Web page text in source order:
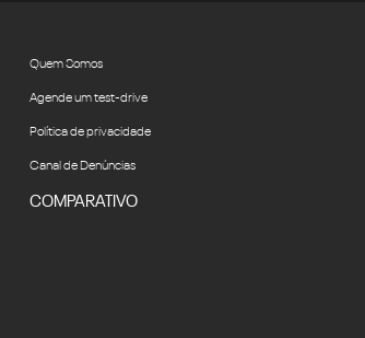
Quem Somos
Agende um test-drive
Política de privacidade
Canal de Denúncias
COMPARATIVO